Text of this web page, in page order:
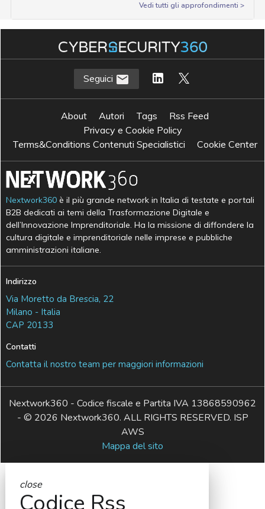
Vedi tutti gli approfondimenti >
Seguici
About Autori Tags
Rss Feed
Privacy e Cookie Policy
Terms&Conditions Contenuti Specialistici
Cookie Center
Nextwork360 è il più grande network in Italia di testate e portali
B2B dedicati ai temi della Trasformazione Digitale e
dell’Innovazione Imprenditoriale. Ha la missione di diffondere la
cultura digitale e imprenditoriale nelle imprese e pubbliche
amministrazioni italiane.
Indirizzo
Via Moretto da Brescia, 22
Milano - Italia
CAP 20133
Contatti
Contatta il nostro team per maggiori informazioni
Nextwork360 - Codice fiscale e Partita IVA 13868590962
- © 2026 Nextwork360. ALL RIGHTS RESERVED. ISP
AWS
Mappa del sito
close